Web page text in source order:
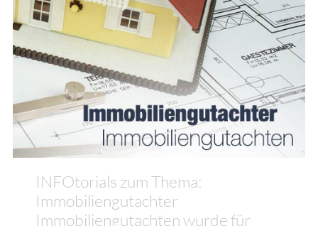
INFOtorials zum Thema:
Immobiliengutachter
Immobiliengutachten wurde für